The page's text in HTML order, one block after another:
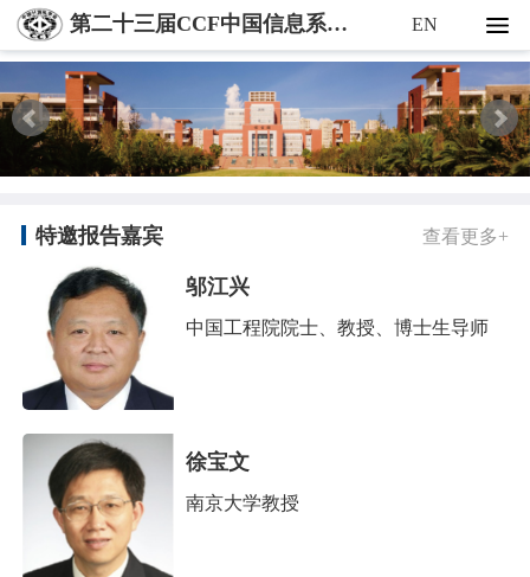
第二十三届CCF中国信息系统及应用大会（WISA 2026） EN
特邀报告嘉宾 查看更多+
邬江兴
中国工程院院士、教授、博士生导师
徐宝文
南京大学教授